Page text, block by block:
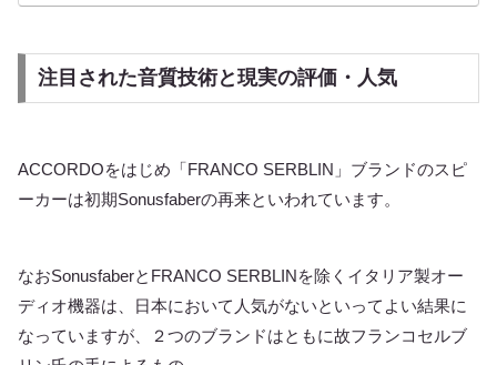
本のオーディオ雑誌はたびたびELECTA AMATORの試聴記事特
注目された音質技術と現実の評価・人気
ACCORDOをはじめ「FRANCO SERBLIN」ブランドのスピ
ーカーは初期Sonusfaberの再来といわれています。
なおSonusfaberとFRANCO SERBLINを除くイタリア製オー
ディオ機器は、日本において人気がないといってよい結果に
なっていますが、２つのブランドはともに故フランコセルブ